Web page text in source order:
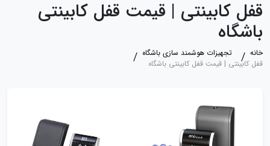
قفل کابینتی | قیمت قفل کابینتی
باشگاه
خانه
تجهیزات هوشمند سازی باشگاه
قفل کابینتی | قیمت قفل کابینتی باشگاه